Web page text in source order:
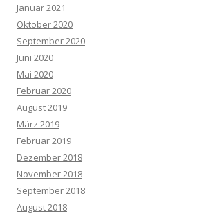
Januar 2021
Oktober 2020
September 2020
Juni 2020
Mai 2020
Februar 2020
August 2019
März 2019
Februar 2019
Dezember 2018
November 2018
September 2018
August 2018